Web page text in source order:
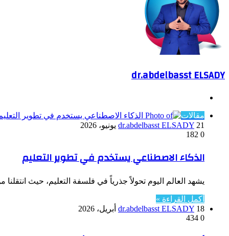
dr.abdelbasst ELSADY
مقالات
dr.abdelbasst ELSADY 21 يونيو، 2026
0
الذكاء الاصطناعي يستخدم في تطوير التعليم
يشهد العالم اليوم تحولاً جذرياً في فلسفة التعليم، حيث
أكمل القراءة »
dr.abdelbasst ELSADY 18 أبريل، 2026
0